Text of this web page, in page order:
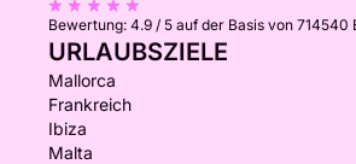
Bewertung: 4.9 / 5 auf der Basis von 714540
URLAUBSZIELE
Mallorca
Frankreich
Ibiza
Malta